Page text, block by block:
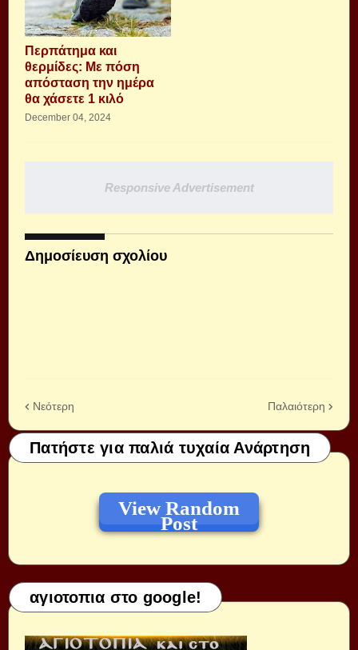
Περπάτημα και
θερμίδες: Με πόση
απόσταση την ημέρα
θα χάσετε 1 κιλό
December 04, 2024
Responsive Advertisement
Δημοσίευση σχολίου
Νεότερη Παλαιότερη
Πατήστε για παλιά τυχαία Ανάρτηση
View Random
Post
αγιοτοπια στο google!